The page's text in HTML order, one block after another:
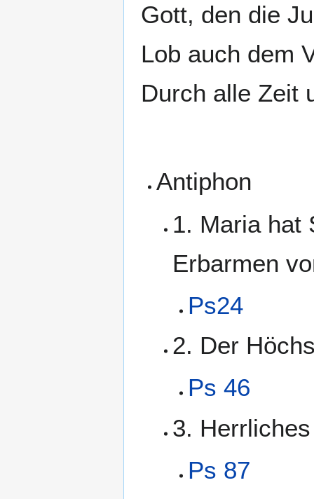
Gott, den die
Lob auch dem
Durch alle Zeit
Antiphon
1. Maria hat
Erbarmen
Ps24
2. Der
Ps 46
3.
Ps 87